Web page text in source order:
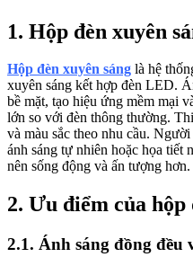
1. Hộp đèn xuyên
Hộp đèn xuyên sáng là hệ
xuyên sáng kết hợp đèn LED.
bề mặt, tạo hiệu ứng mềm mại
lớn so với đèn thông thường.
và màu sắc theo nhu cầu.
ánh sáng tự nhiên hoặc họa tiết
nên sống động và ấn tượng hơn.
2. Ưu điểm của hộp
2.1. Ánh sáng đồng đều